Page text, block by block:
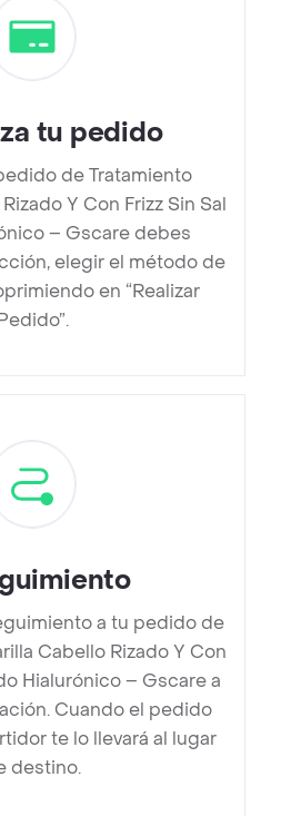
tu pedido
de Tratamiento
Y Con Frizz Sin Sal
– Gscare debes
elegir el método de
en “Realizar
a tu pedido de
Cabello Rizado Y Con
Hialurónico – Gscare a
Cuando el pedido
te lo llevará al lugar
destino.